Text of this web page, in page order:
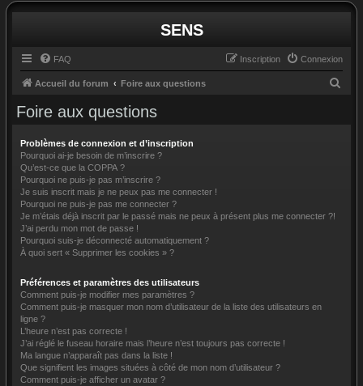
SENS
FAQ Connexion
Inscription
Accueil du forum Foire aux questions
Foire aux questions
Problèmes de connexion et d’inscription
Pourquoi ai-je besoin de m’inscrire ?
Qu’est-ce que la COPPA ?
Pourquoi ne puis-je pas m’inscrire ?
Je suis inscrit mais je ne peux pas me connecter !
Pourquoi ne puis-je pas me connecter ?
Je m’étais déjà inscrit par le passé mais ne peux à présent plus me connecter ?!
J’ai perdu mon mot de passe !
Pourquoi suis-je déconnecté automatiquement ?
À quoi sert « Supprimer les cookies » ?
Préférences et paramètres des utilisateurs
Comment puis-je modifier mes paramètres ?
Comment puis-je masquer mon nom d’utilisateur de la liste des utilisateurs en
ligne ?
L’heure n’est pas correcte !
J’ai réglé le fuseau horaire mais l’heure n’est toujours pas correcte !
Ma langue n’apparaît pas dans la liste !
Que signifient les images situées à côté de mon nom d’utilisateur ?
Comment puis-je afficher un avatar ?